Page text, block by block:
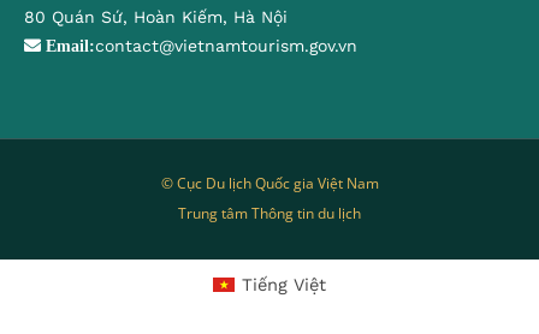
80 Quán Sứ, Hoàn Kiếm, Hà Nội
Email:contact@vietnamtourism.gov.vn
© Cục Du lịch Quốc gia Việt Nam
Trung tâm Thông tin du lịch
Tiếng Việt